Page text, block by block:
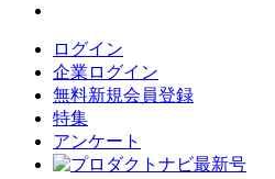
ログイン
企業ログイン
無料新規会員登録
特集
アンケート